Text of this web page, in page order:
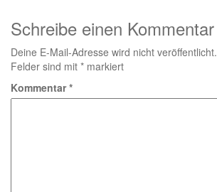
Schreibe einen Kommentar
Deine E-Mail-Adresse wird nicht veröffentlicht.
Felder sind mit * markiert
Kommentar*